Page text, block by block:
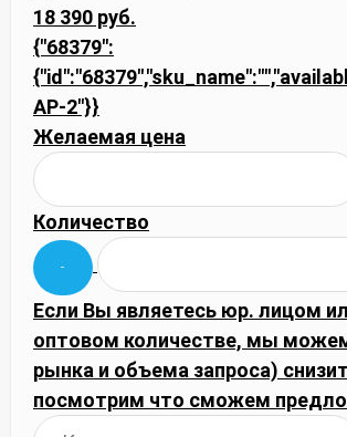
18 390 руб.
{"68379":
AP-2"}}
Желаемая цена
Количество
Если Вы являетесь юр. лицом
оптовом количестве, мы
рынка и объема запроса)
посмотрим что сможем